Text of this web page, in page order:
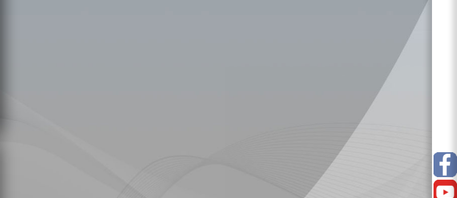
Youtube